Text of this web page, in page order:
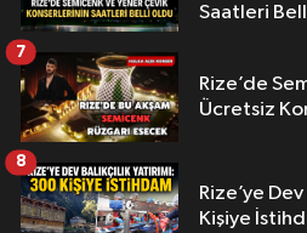
Saatleri
Rize’de
Ücretsiz
7
Rize’ye Dev
Kişiye
8